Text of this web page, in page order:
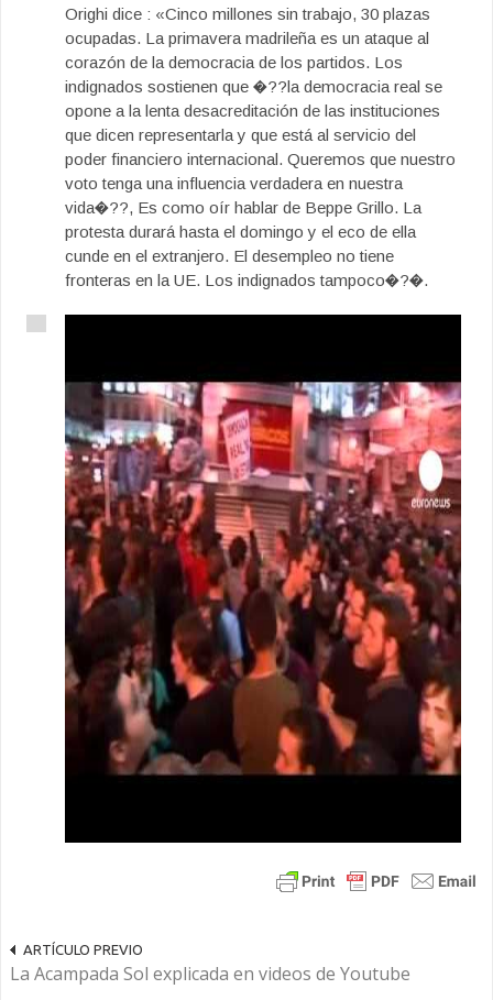
Orighi dice : «Cinco millones sin trabajo, 30 plazas
ocupadas. La primavera madrileña es un ataque al
corazón de la democracia de los partidos. Los
indignados sostienen que �??la democracia real se
opone a la lenta desacreditación de las instituciones
que dicen representarla y que está al servicio del
poder financiero internacional. Queremos que nuestro
voto tenga una influencia verdadera en nuestra
vida�??, Es como oír hablar de Beppe Grillo. La
protesta durará hasta el domingo y el eco de ella
cunde en el extranjero. El desempleo no tiene
fronteras en la UE. Los indignados tampoco�?�.
ARTÍCULO PREVIO
La Acampada Sol explicada en videos de Youtube